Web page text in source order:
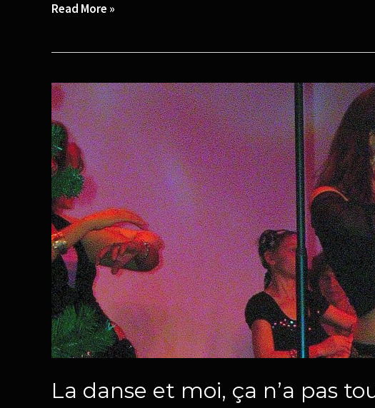
Read More »
La danse et moi, ça n’a pas
La
danse
et
moi,
ça
n’a
pas
tout
de
suite
été
le
coup
de
foudre